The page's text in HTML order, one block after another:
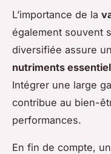
L’importance de la
également souvent
diversifiée assure
nutriments
Intégrer une large
contribue au bien-
performances.
En fin de compte,